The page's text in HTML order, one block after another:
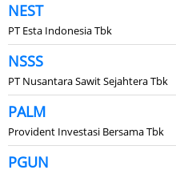
NEST
PT Esta Indonesia Tbk
NSSS
PT Nusantara Sawit Sejahtera Tbk
PALM
Provident Investasi Bersama Tbk
PGUN